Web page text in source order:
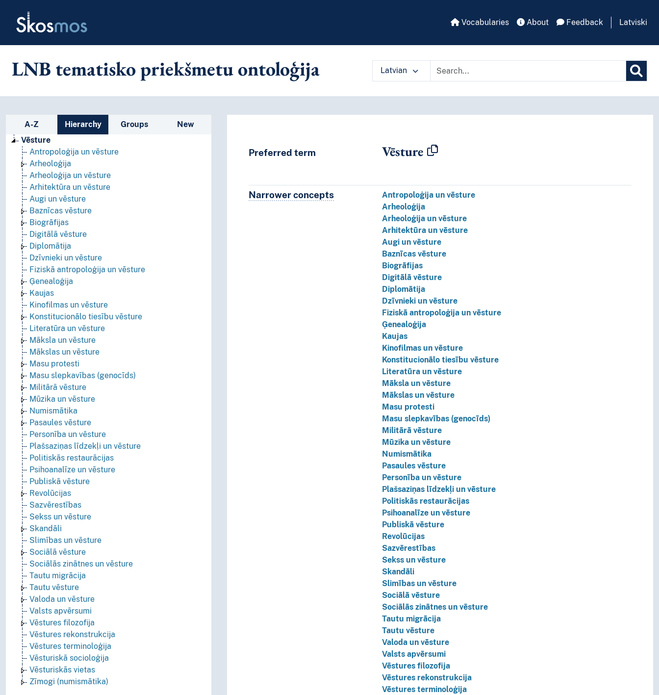
Skosmos Vocabularies About Feedback Latviski
LNB tematisko priekšmetu ontoloģija Latvian
Sidebar listing: list and traverse vocabulary contents by a criterion
A-Z Hierarchy Groups
New
Vēsture
Antropoloģija un vēsture
Arheoloģija
Arheoloģija un vēsture
Arhitektūra un vēsture
Augi un vēsture
Baznīcas vēsture
Biogrāfijas
Digitālā vēsture
Diplomātija
Dzīvnieki un vēsture
Fiziskā antropoloģija un vēsture
Ģenealoģija
Kaujas
Kinofilmas un vēsture
Konstitucionālo tiesību vēsture
Literatūra un vēsture
Māksla un vēsture
Mākslas un vēsture
Masu protesti
Masu slepkavības (genocīds)
Militārā vēsture
Mūzika un vēsture
Numismātika
Pasaules vēsture
Personība un vēsture
Plašsaziņas līdzekļi un vēsture
Politiskās restaurācijas
Psihoanalīze un vēsture
Publiskā vēsture
Revolūcijas
Sazvērestības
Sekss un vēsture
Skandāli
Slimības un vēsture
Sociālā vēsture
Sociālās zinātnes un vēsture
Tautu migrācija
Tautu vēsture
Valoda un vēsture
Valsts apvērsumi
Vēstures filozofija
Vēstures rekonstrukcija
Vēstures terminoloģija
Vēsturiskā socioloģija
Vēsturiskās vietas
Zīmogi (numismātika)
Preferred term Vēsture
Narrower conceptsNarrower concepts.Antropoloģija un vēsture
Arheoloģija
Arheoloģija un vēsture
Arhitektūra un vēsture
Augi un vēsture
Baznīcas vēsture
Biogrāfijas
Digitālā vēsture
Diplomātija
Dzīvnieki un vēsture
Fiziskā antropoloģija un vēsture
Ģenealoģija
Kaujas
Kinofilmas un vēsture
Konstitucionālo tiesību vēsture
Literatūra un vēsture
Māksla un vēsture
Mākslas un vēsture
Masu protesti
Masu slepkavības (genocīds)
Militārā vēsture
Mūzika un vēsture
Numismātika
Pasaules vēsture
Personība un vēsture
Plašsaziņas līdzekļi un vēsture
Politiskās restaurācijas
Psihoanalīze un vēsture
Publiskā vēsture
Revolūcijas
Sazvērestības
Sekss un vēsture
Skandāli
Slimības un vēsture
Sociālā vēsture
Sociālās zinātnes un vēsture
Tautu migrācija
Tautu vēsture
Valoda un vēsture
Valsts apvērsumi
Vēstures filozofija
Vēstures rekonstrukcija
Vēstures terminoloģija